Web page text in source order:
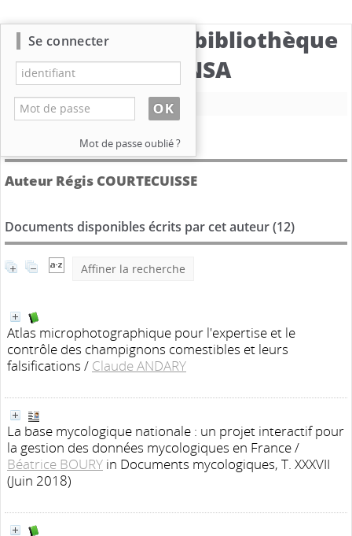
Catalogue de la bibliothèque
du CBNSA
Nouvelle recherche
Détail de l'auteur
Auteur Régis COURTECUISSE
Documents disponibles écrits par cet auteur (12)
Affiner la recherche
Atlas microphotographique pour l'expertise et le
contrôle des champignons comestibles et leurs
falsifications / Claude ANDARY
La base mycologique nationale : un projet interactif pour
la gestion des données mycologiques en France/
Béatrice BOURY in Documents mycologiques, T. XXXVII
(Juin 2018)
Se connecter
Mot de passe oublié ?